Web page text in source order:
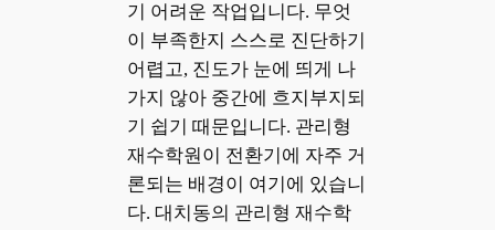
기 어려운 작업입니다. 무엇
이 부족한지 스스로 진단하기
어렵고, 진도가 눈에 띄게 나
가지 않아 중간에 흐지부지되
기 쉽기 때문입니다. 관리형
재수학원이 전환기에 자주 거
론되는 배경이 여기에 있습니
다. 대치동의 관리형 재수학